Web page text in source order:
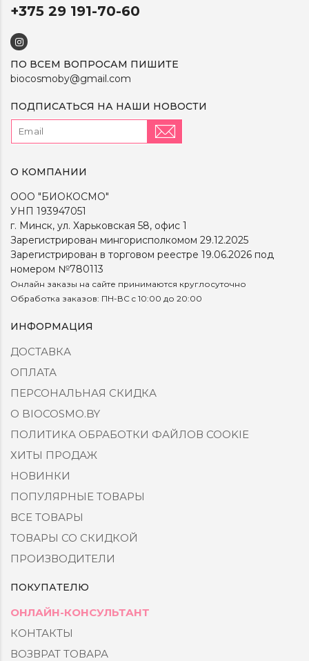
+375 29 191-70-60
ПО ВСЕМ ВОПРОСАМ ПИШИТЕ
biocosmoby@gmail.com
ПОДПИСАТЬСЯ НА НАШИ НОВОСТИ
О КОМПАНИИ
ООО "БИОКОСМО"
УНП 193947051
г. Минск, ул. Харьковская 58, офис 1
Зарегистрирован мингорисполкомом 29.12.2025
Зарегистрирован в торговом реестре 19.06.2026 под
номером №780113
Онлайн заказы на сайте принимаются круглосуточно
Обработка заказов: ПН-ВС c 10:00 до 20:00
ИНФОРМАЦИЯ
ДОСТАВКА
ОПЛАТА
ПЕРСОНАЛЬНАЯ СКИДКА
О BIOCOSMO.BY
ПОЛИТИКА ОБРАБОТКИ ФАЙЛОВ COOKIE
ХИТЫ ПРОДАЖ
НОВИНКИ
ПОПУЛЯРНЫЕ ТОВАРЫ
ВСЕ ТОВАРЫ
ТОВАРЫ СО СКИДКОЙ
ПРОИЗВОДИТЕЛИ
ПОКУПАТЕЛЮ
ОНЛАЙН-КОНСУЛЬТАНТ
КОНТАКТЫ
ВОЗВРАТ ТОВАРА